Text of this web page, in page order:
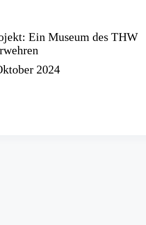
Ein Museum des THW
2024